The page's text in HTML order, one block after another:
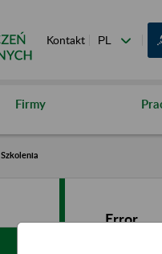
Kontakt
Firmy
Szkolenia
Error